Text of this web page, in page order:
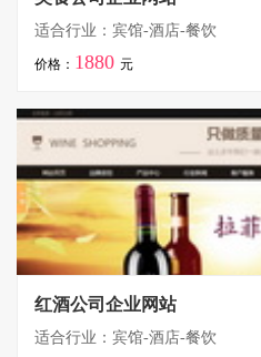
适合行业：宾馆-酒店-餐饮
价格： 1880 元
红酒公司企业网站
适合行业：宾馆-酒店-餐饮